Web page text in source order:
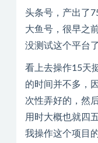
头条号，产出了
大鱼号，很早之
没测试这个平台了
看上去操作15天
的时间并不多，
次性弄好的，然
用时大概也就四
我操作这个项目